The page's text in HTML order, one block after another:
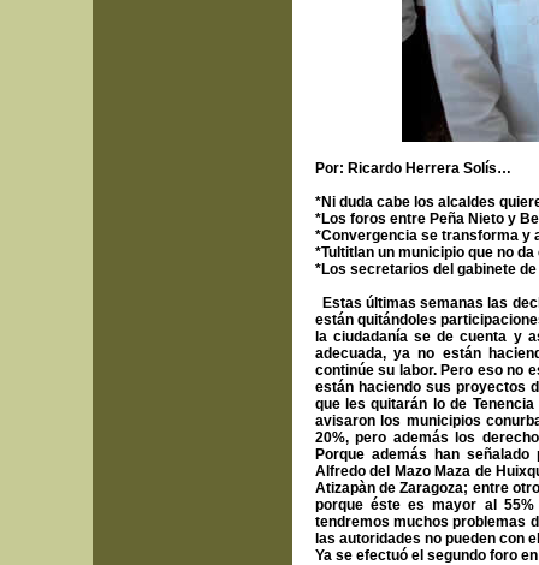
Por: Ricardo Herrera Solís…
*Ni duda cabe los alcaldes
*Los foros entre Peña Nieto y
*Convergencia se transforma y
*Tultitlan un municipio que no
*Los secretarios del gabinete
Estas últimas semanas las
están quitándoles
la ciudadanía se de cuenta y
adecuada, ya no están
continúe su labor. Pero eso no
están haciendo sus proyectos
que les quitarán lo de
avisaron los municipios
20%, pero además los
Porque además han
Alfredo del Mazo Maza de
Atizapàn de Zaragoza; entre
porque éste es mayor al
tendremos muchos problemas
las autoridades no pueden con
Ya se efectuó el segundo foro